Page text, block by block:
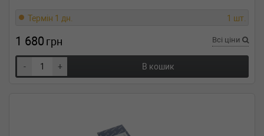
Термін 1 дн. 1 шт.
1 680 грн Всі ціни
- + В кошик